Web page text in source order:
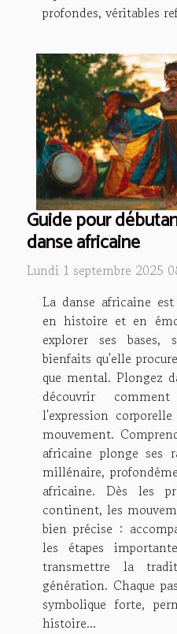
profondes, véritables
Guide pour
danse africaine
Lundi 1 septembre 2025
La danse africaine
en histoire et en
explorer ses
bienfaits qu'elle
que mental. Plongez
découvrir
l'expression
mouvement.
africaine plonge ses
millénaire,
africaine. Dès les
continent, les
bien précise :
les étapes
transmettre la
génération. Chaque
symbolique forte,
histoire...